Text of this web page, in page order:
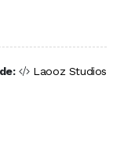
Laooz Studios